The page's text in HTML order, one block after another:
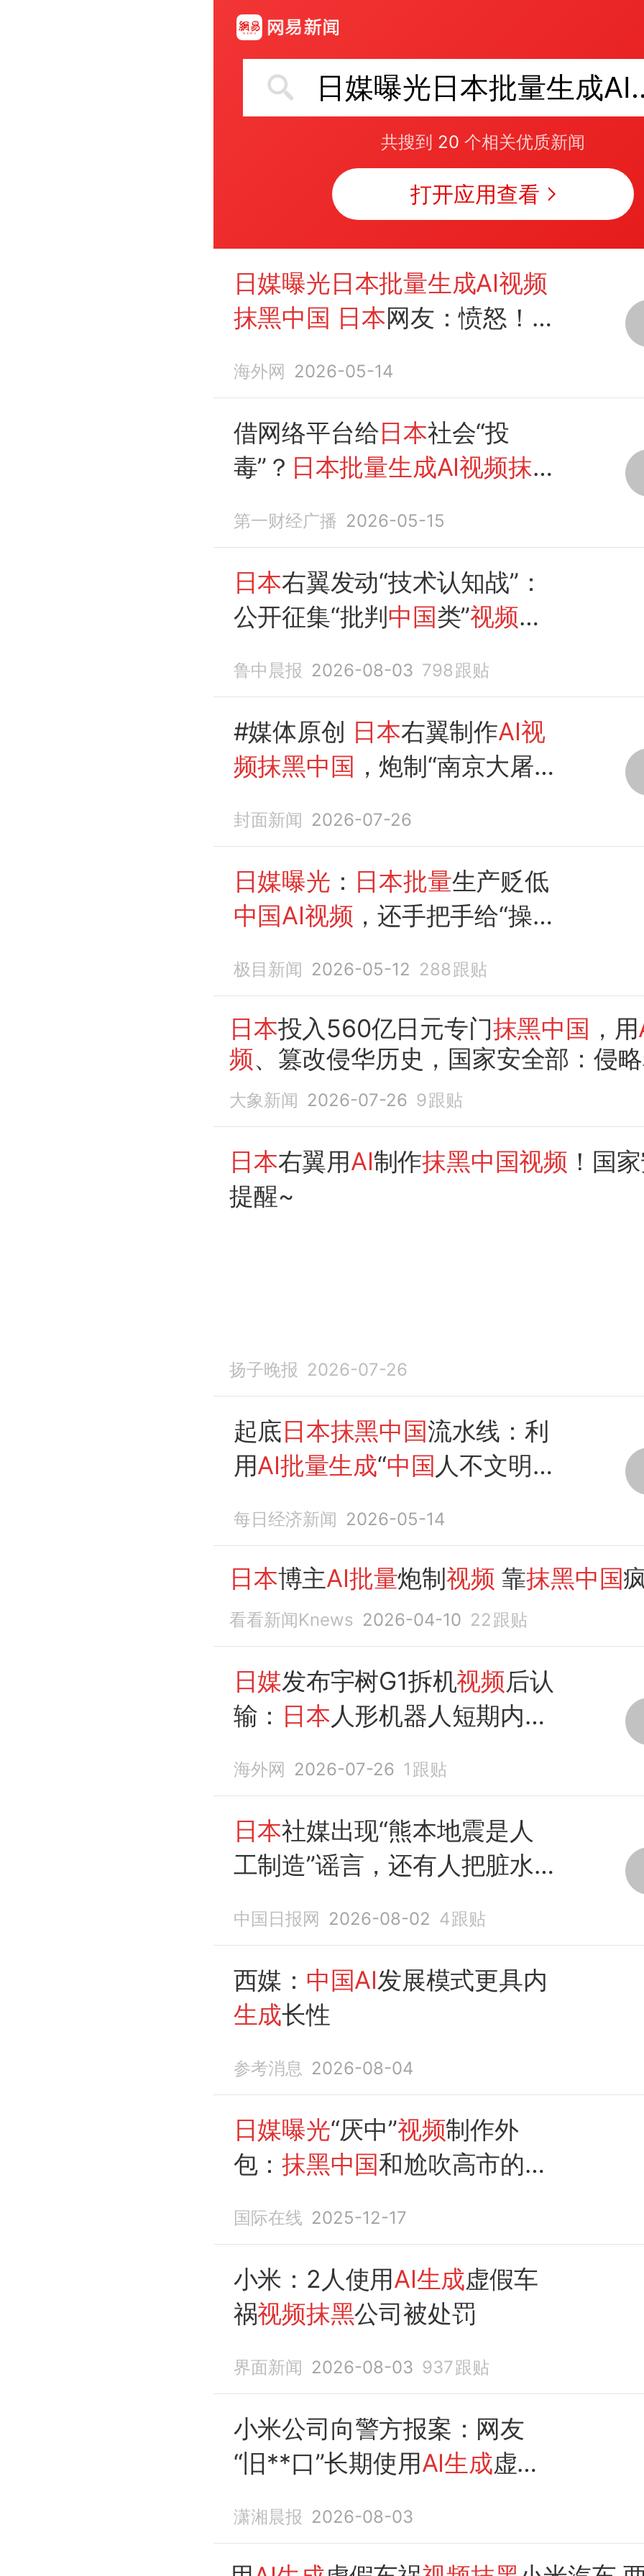
日媒曝光
共搜到 20 个相关优质新闻
打开应用查看
日媒曝光日本批量生成AI视频
抹黑中国 日本网友：愤怒！丢
海外网 2026-05-14
借网络平台给日本社会“投
毒”？ 日本批量生成AI视频抹黑
第一财经广播 2026-05-15
日本右翼发动“技术认知战”：
公开征集“批判 中国类”视频，
几分钟就能炮制“南京大屠杀
是谎言”等虚假视频
鲁中晨报 2026-08-03 798 跟贴
#媒体原创 日本右翼制作AI视
频抹黑中国 ，炮制“南京大屠
全部发文：任何妄图涂抹历史
真相的行径，都将在铁证与公
理前溃败
封面新闻 2026-07-26
日媒曝光 ： 日本批量生产贬低
中国AI视频 ，还手把手给“操作
极目新闻 2026-05-12 288 跟贴
日本投入560亿日元专门抹黑中国 ，用
频、篡改侵华历史，国家安全部：侵
不掉
大象新闻 2026-07-26 9跟贴
日本右翼用AI制作抹黑中国视频 ！国
提醒~
扬子晚报 2026-07-26
起底日本抹黑中国流水线：利
用AI批量生成“中国人不文明”
每日经济新闻 2026-05-14
日本博主AI批量炮制 视频 靠抹黑中国
看看新闻Knews 2026-04-10 22 跟贴
日媒发布宇树G1拆机视频后认
输： 日本人形机器人短期内赶
海外网 2026-07-26 1 跟贴
日本社媒出现“熊本地震是人
工制造”谣言，还有人把脏水
中国日报网 2026-08-02 4跟贴
西媒： 中国AI发展模式更具内
生成长性
参考消息 2026-08-04
日媒曝光“厌中”视频制作外
包：抹黑中国和尬吹高市的原
国际在线 2025-12-17
小米：2人使用AI生成虚假车
祸视频抹黑公司被处罚
界面新闻 2026-08-03 937 跟贴
小米公司向警方报案：网友
“旧**口”长期使用AI生成虚假
管，被行政拘留7日
潇湘晨报 2026-08-03